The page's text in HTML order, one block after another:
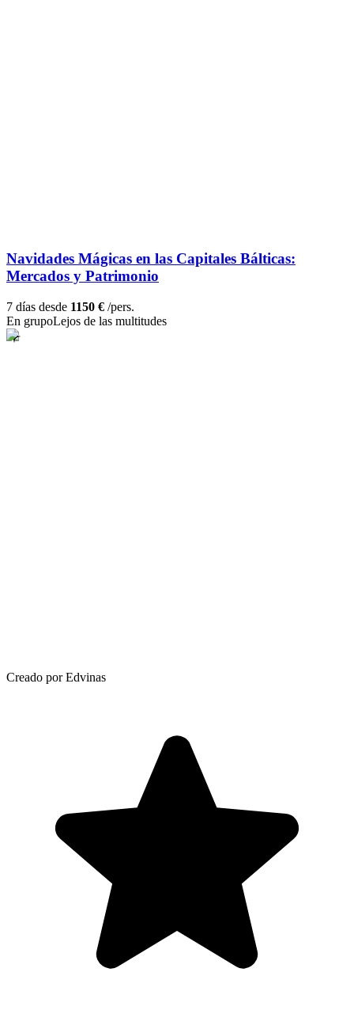
Navidades Mágicas en las Capitales Bálticas:
Mercados y Patrimonio
7 días desde 1150 € /pers.
En grupoLejos de las multitudes
Creado por Edvinas